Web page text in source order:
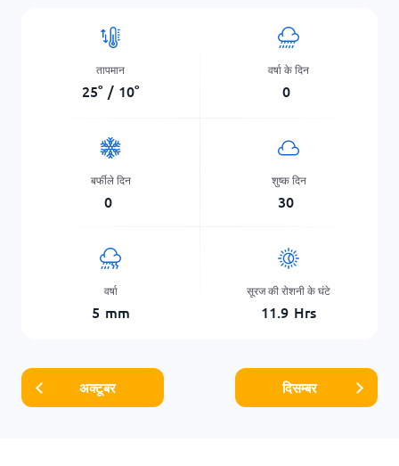
तापमान
25° / 10°
वर्षा के दिन
0
बर्फीले दिन
0
शुष्क दिन
30
वर्षा
5 mm
सूरज की रोशनी के घंटे
11.9 Hrs
अक्टूबर दिसम्बर